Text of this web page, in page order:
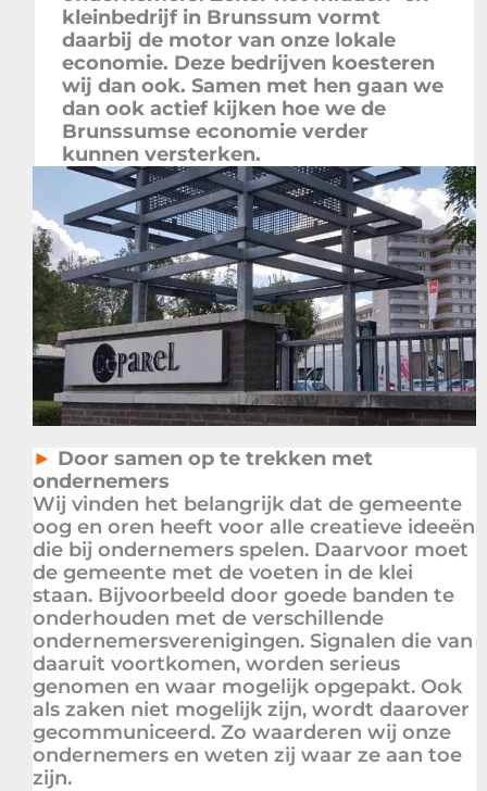
kleinbedrijf in Brunssum vormt
daarbij de motor van onze lokale
economie. Deze bedrijven koesteren
wij dan ook. Samen met hen gaan we
dan ook actief kijken hoe we de
Brunssumse economie verder
kunnen versterken.
► Door samen op te trekken met
ondernemers
Wij vinden het belangrijk dat de gemeente
oog en oren heeft voor alle creatieve ideeën
die bij ondernemers spelen. Daarvoor moet
de gemeente met de voeten in de klei
staan. Bijvoorbeeld door goede banden te
onderhouden met de verschillende
ondernemersverenigingen. Signalen die van
daaruit voortkomen, worden serieus
genomen en waar mogelijk opgepakt. Ook
als zaken niet mogelijk zijn, wordt daarover
gecommuniceerd. Zo waarderen wij onze
ondernemers en weten zij waar ze aan toe
zijn.